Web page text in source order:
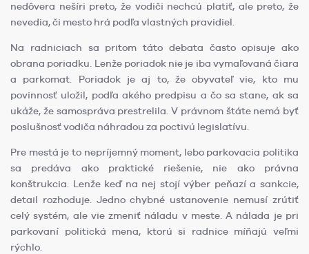
nedôvera nešíri preto, že vodiči nechcú platiť, ale preto, že
nevedia, či mesto hrá podľa vlastných pravidiel.
Na radniciach sa pritom táto debata často opisuje ako
obrana poriadku. Lenže poriadok nie je iba vymaľovaná čiara
a parkomat. Poriadok je aj to, že obyvateľ vie, kto mu
povinnosť uložil, podľa akého predpisu a čo sa stane, ak sa
ukáže, že samospráva prestrelila. V právnom štáte nemá byť
poslušnosť vodiča náhradou za poctivú legislatívu.
Pre mestá je to nepríjemný moment, lebo parkovacia politika
sa predáva ako praktické riešenie, nie ako právna
konštrukcia. Lenže keď na nej stojí výber peňazí a sankcie,
detail rozhoduje. Jedno chybné ustanovenie nemusí zrútiť
celý systém, ale vie zmeniť náladu v meste. A nálada je pri
parkovaní politická mena, ktorú si radnice míňajú veľmi
rýchlo.